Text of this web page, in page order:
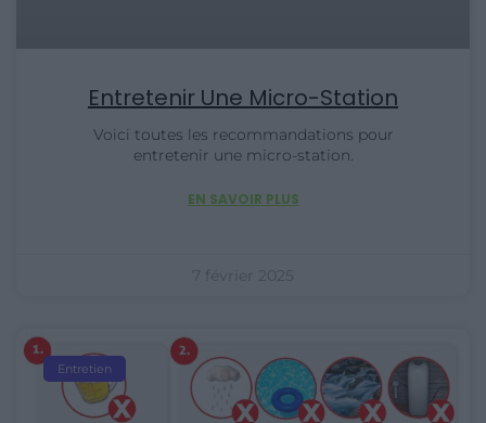
Entretenir Une Micro-Station
Voici toutes les recommandations pour
entretenir une micro-station.
EN SAVOIR PLUS
7 février 2025
Entretien